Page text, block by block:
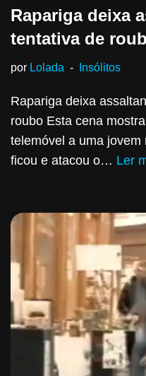
Rapariga deixa
tentativa de
por Lolada Insólitos
Rapariga deixa
roubo Esta cena
telemóvel a uma
ficou e atacou o… Ler